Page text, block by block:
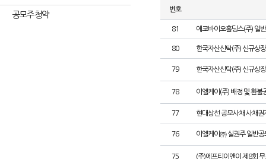
공모주 청약
번호
81 에코바이오홀딩스(주) 일
80 한국자산신탁(주) 신규상
79 한국자산신탁(주) 신규상
78 이엘케이(주) 배정 및 환불
77 현대상선 공모사채 사채권
76 이엘케이㈜ 실권주 일반공
75 (주)에프티이앤이 제8회